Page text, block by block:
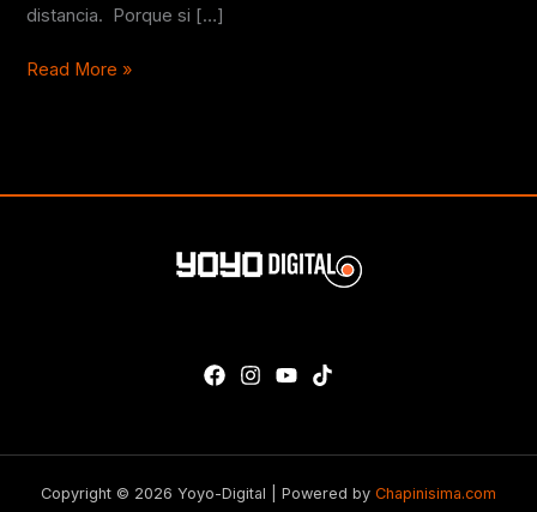
distancia. Porque si […]
Read More »
Copyright © 2026 Yoyo-Digital | Powered by Chapinisima.com